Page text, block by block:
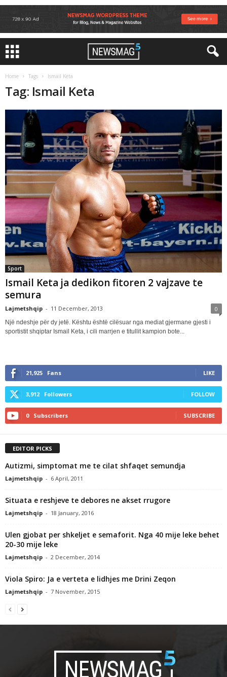
Home Tags Ismail Keta
Tag: Ismail Keta
Sport
Ismail Keta ja dedikon fitoren 2 vajzave te
semura
Lajmetshqip - 11 December, 2013 0
Një ndeshje për dy jetë. Kështu është cilësuar nga mediat gjermane gjesti i
sportistit shqiptar Ismail Keta, i cili marrjen e titullit kampion bote...
21,925 Fans LIKE
3,912 Followers FOLLOW
0 Subscribers SUBSCRIBE
EDITOR PICKS
Autizmi, simptomat me te cilat shfaqet semundja
Lajmetshqip - 6 April, 2011
Situata e reshjeve te debores ne akset rrugore
Lajmetshqip - 18 January, 2016
Ulen gjobat per shkeljet e semaforit. Nga 40 mije leke behet
20-30 mije leke
Lajmetshqip - 2 December, 2014
Viola Spiro: Ja e verteta e lidhjes me Drini Zeqon
Lajmetshqip - 7 November, 2015